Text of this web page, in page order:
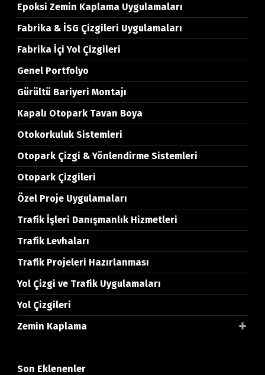
Epoksi Zemin Kaplama Uygulamaları
Fabrika & İSG Çizgileri Uygulamaları
Fabrika İçi Yol Çizgileri
Genel Portfolyo
Gürültü Bariyeri Montajı
Kapalı Otopark Tavan Boya
Otokorkuluk Sistemleri
Otopark Çizgi & Yönlendirme Sistemleri
Otopark Çizgileri
Özel Proje Uygulamaları
Trafik İşleri Danışmanlık Hizmetleri
Trafik Levhaları
Trafik Projeleri Hazırlanması
Yol Çizgi ve Trafik Uygulamaları
Yol Çizgileri
Zemin Kaplama
Son Eklenenler